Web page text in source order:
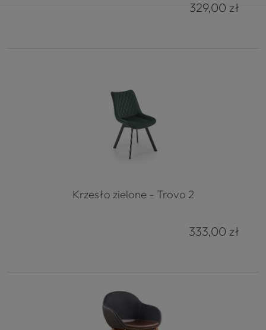
329,00 zł
Krzesło zielone - Trovo 2
333,00 zł